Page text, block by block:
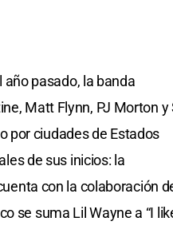
año pasado, la banda
Matt Flynn, PJ Morton y
por ciudades de Estados
de sus inicios: la
con la colaboración
se suma Lil Wayne a “I